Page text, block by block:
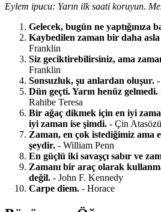
Eylem ipucu: Yarın ilk saati koruyun.
Gelecek, bugün ne yaptığınıza
Kaybedilen zaman bir daha
Franklin
Siz geciktirebilirsiniz, ama
Franklin
Sonsuzluk, şu anlardan oluşur.
Dün geçti. Yarın henüz
Rahibe Teresa
Bir ağaç dikmek için en iyi
iyi zaman ise şimdi. - Çin Atasözü
Zaman, en çok istediğimiz ama
şeydir. - William Penn
En güçlü iki savaşçı sabır ve
Zamanı bir araç olarak
değil. - John F. Kennedy
Carpe diem. - Horace